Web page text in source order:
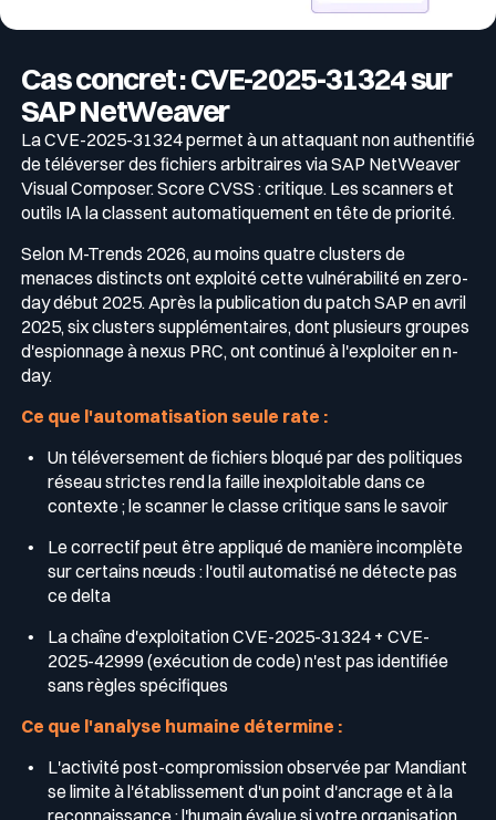
Cas concret : CVE-2025-31324 sur
SAP NetWeaver
La CVE-2025-31324 permet à un attaquant non authentifié
de téléverser des fichiers arbitraires via SAP NetWeaver
Visual Composer. Score CVSS : critique. Les scanners et
outils IA la classent automatiquement en tête de priorité.
Selon M-Trends 2026, au moins quatre clusters de
menaces distincts ont exploité cette vulnérabilité en zero-
day début 2025. Après la publication du patch SAP en avril
2025, six clusters supplémentaires, dont plusieurs groupes
d'espionnage à nexus PRC, ont continué à l'exploiter en n-
day.
Ce que l'automatisation seule rate :
Un téléversement de fichiers bloqué par des politiques
réseau strictes rend la faille inexploitable dans ce
contexte ; le scanner le classe critique sans le savoir
Le correctif peut être appliqué de manière incomplète
sur certains nœuds : l'outil automatisé ne détecte pas
ce delta
La chaîne d'exploitation CVE-2025-31324 + CVE-
2025-42999 (exécution de code) n'est pas identifiée
sans règles spécifiques
Ce que l'analyse humaine détermine :
L'activité post-compromission observée par Mandiant
se limite à l'établissement d'un point d'ancrage et à la
reconnaissance ; l'humain évalue si votre organisation